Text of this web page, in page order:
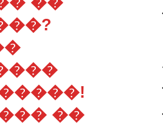
��